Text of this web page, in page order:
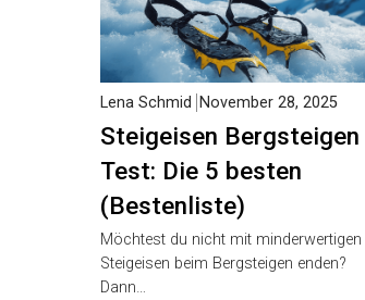
Steigeisen Bergsteigen
Test: Die 5 besten
(Bestenliste)
Lena Schmid November 28, 2025
Möchtest du nicht mit minderwertigen
Steigeisen beim Bergsteigen enden?
Dann…